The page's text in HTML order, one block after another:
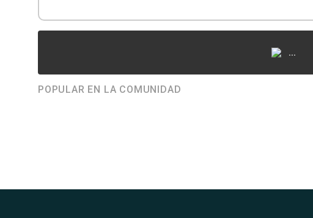
...
POPULAR EN LA COMUNIDAD